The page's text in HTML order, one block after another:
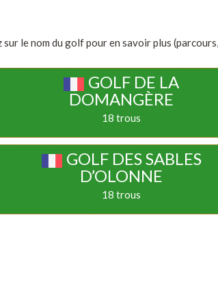
le nom du golf pour en savoir plus
GOLF DE LA
DOMANGÈRE
18 trous
GOLF DES SABLES
D’OLONNE
18 trous